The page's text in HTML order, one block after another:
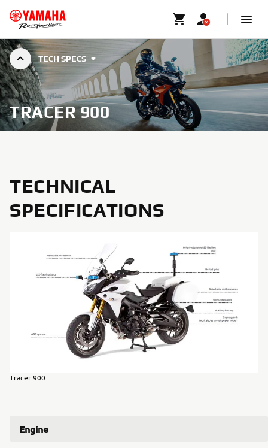
TECH SPECS
TRACER 900
TECHNICAL
SPECIFICATIONS
Tracer 900
Engine